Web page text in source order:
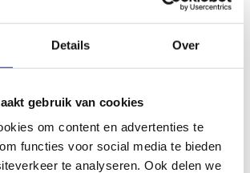
Details Over
gebruik van cookies
om content en advertenties te
functies voor social media te bieden
te analyseren. Ook delen we